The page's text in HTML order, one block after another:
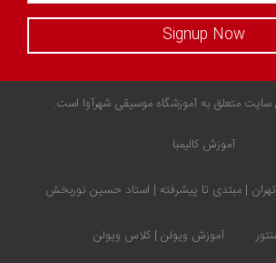
Signup Now
متعلق به آموزشگاه موسیقی شهرآوا است.
آموزش کالیمبا
| مبتدی تا پیشرفته | استاد حسین نوربخش
آموزش ویولن | کلاس ویولن